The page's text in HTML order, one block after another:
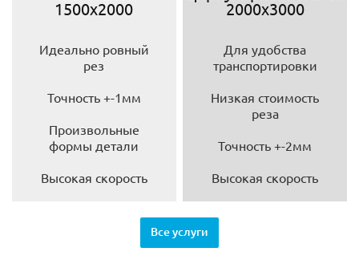
1500х2000
Идеально ровный
рез
Точность +-1мм
Произвольные
формы детали
Высокая скорость
2000х3000
Для удобства
транспортировки
Низкая стоимость
реза
Точность +-2мм
Высокая скорость
Все услуги